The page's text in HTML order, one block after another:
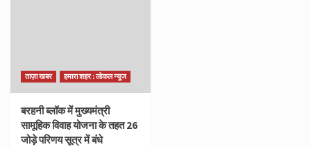
ताज़ा खबर हमारा शहर : लोकल न्यूज
बरहनी ब्लॉक में मुख्यमंत्री
सामूहिक विवाह योजना के तहत 26
जोड़े परिणय सूत्र में बंधे